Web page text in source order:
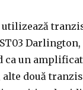
utilizează
ca un
alte două